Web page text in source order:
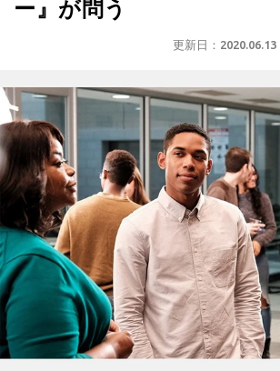
ー』が問う
更新日： 2020.06.13